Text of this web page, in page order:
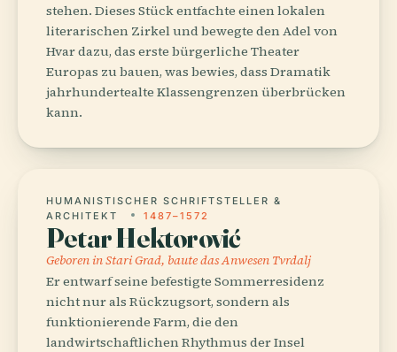
stehen. Dieses Stück entfachte einen lokalen
literarischen Zirkel und bewegte den Adel von
Hvar dazu, das erste bürgerliche Theater
Europas zu bauen, was bewies, dass Dramatik
jahrhundertealte Klassengrenzen überbrücken
kann.
HUMANISTISCHER SCHRIFTSTELLER &
ARCHITEKT
1487–1572
Petar Hektorović
Geboren in Stari Grad, baute das Anwesen Tvrdalj
Er entwarf seine befestigte Sommerresidenz
nicht nur als Rückzugsort, sondern als
funktionierende Farm, die den
landwirtschaftlichen Rhythmus der Insel